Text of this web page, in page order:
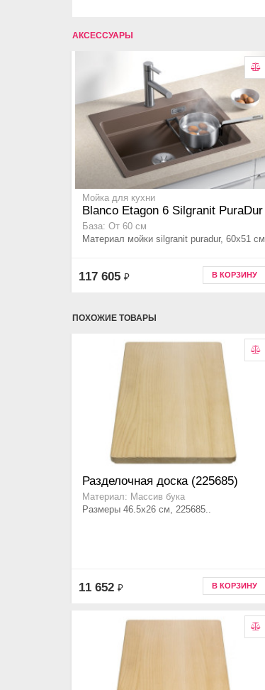
АКСЕССУАРЫ
Мойка для кухни
Blanco Etagon 6 Silgranit PuraDur
База: От 60 см
Материал мойки silgranit puradur, 60x51 см
117 605 ₽ В КОРЗИНУ
ПОХОЖИЕ ТОВАРЫ
Разделочная доска (225685)
Материал: Массив бука
Размеры 46.5x26 см, 225685..
11 652 ₽ В КОРЗИНУ